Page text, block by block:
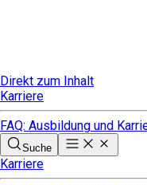
Direkt zum Inhalt
Karriere
FAQ: Ausbildung und
Suche
Karriere